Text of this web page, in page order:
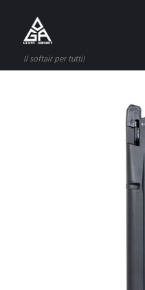
Il softair per tutti!